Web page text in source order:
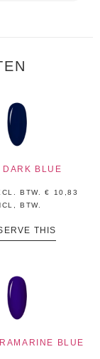
BLUE
BTW.€
10,83
BTW.
THIS
BLUE